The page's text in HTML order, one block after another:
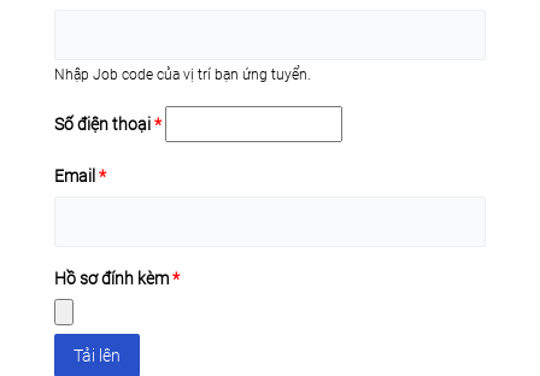
Nhập Job code của vị trí bạn ứng tuyển.
Số điện thoại*
Email *
Hồ sơ đính kèm*